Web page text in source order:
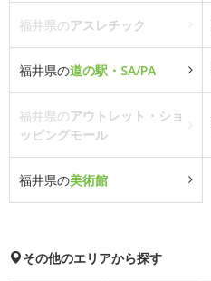
福井県のアスレチック
福井県の道の駅・SA/PA
福井県のアウトレット・ショ
ッピングモール
福井県の美術館
その他のエリアから探す